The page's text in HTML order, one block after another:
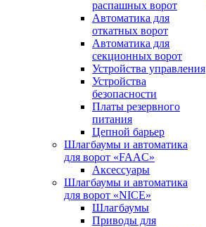
распашных ворот
Автоматика для
откатных ворот
Автоматика для
секционных ворот
Устройства управления
Устройства
безопасности
Платы резервного
питания
Цепной барьер
Шлагбаумы и автоматика
для ворот «FAAC»
Аксессуары
Шлагбаумы и автоматика
для ворот «NICE»
Шлагбаумы
Приводы для